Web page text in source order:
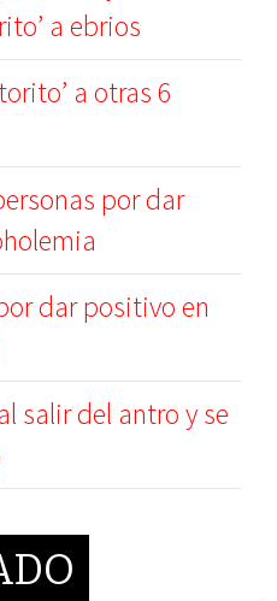
a ebrios
a otras 6
por dar
dar positivo en
salir del antro y se